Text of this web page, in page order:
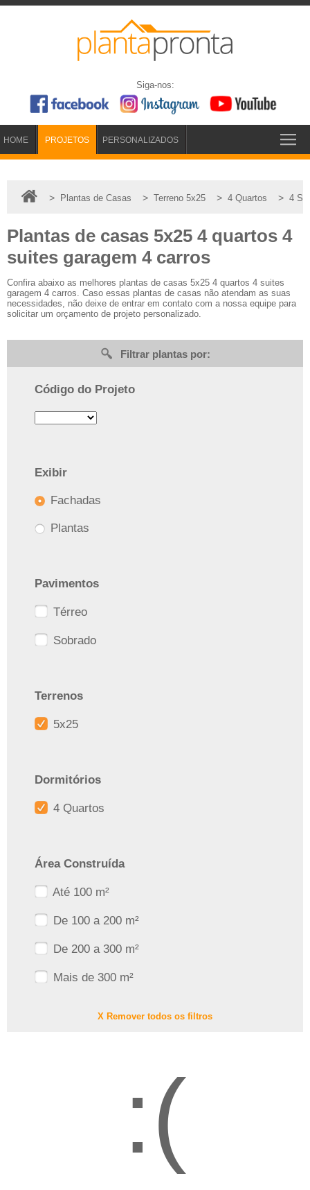
Siga-nos:
HOME PROJETOS PERSONALIZADOS
> Plantas de Casas > Terreno 5x25 > 4 Quartos > 4
Plantas de casas 5x25 4 quartos 4
suites garagem 4 carros
Confira abaixo as melhores plantas de casas 5x25 4 quartos 4 suites
garagem 4 carros. Caso essas plantas de casas não atendam as suas
necessidades, não deixe de entrar em contato com a nossa equipe para
solicitar um orçamento de projeto personalizado.
Filtrar plantas por:
Código do Projeto
Exibir
Fachadas
Plantas
Pavimentos
Térreo
Sobrado
Terrenos
5x25
Dormitórios
4 Quartos
Área Construída
Até 100 m²
De 100 a 200 m²
De 200 a 300 m²
Mais de 300 m²
X Remover todos os filtros
:(